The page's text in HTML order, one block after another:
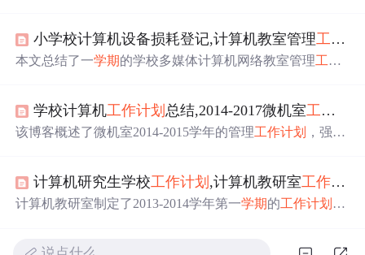
定期会议、活动策划和人员管理，旨在提升社团影响力并
确保活动规范化。同时，他们还参与学生会的大型活动，
小学校计算机设备损耗登记,计算机教室管理工作
本文总结了一学期的学校多媒体计算机网络教室管理工作
及对下学期设备维护的建议。
学校计算机工作计划总结,2014-2017微机室工作
该博客概述了微机室2014-2015学年的管理工作计划
，强调
顾了上学期的工作成果，包括管理建设、使用效率和教学
效果的改进。
计算机研究生学校工作计划 ,计算机教研室工作计划
计算机教研室制定了2013-2014学年第一学期的工作计划 ，